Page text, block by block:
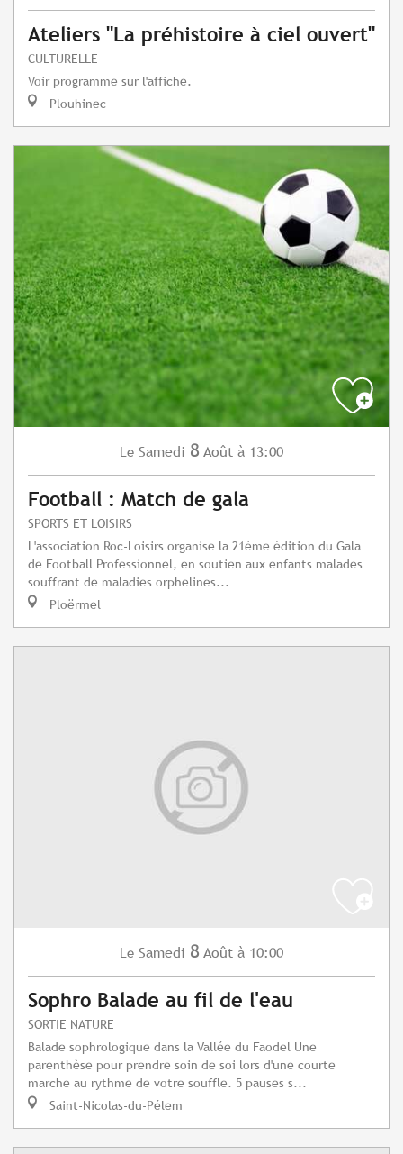
Ateliers "La préhistoire à ciel ouvert"
CULTURELLE
Voir programme sur l'affiche.
Plouhinec
Le Samedi 8 Août à 13:00
Football : Match de gala
SPORTS ET LOISIRS
L'association Roc-Loisirs organise la 21ème édition du Gala
de Football Professionnel, en soutien aux enfants malades
souffrant de maladies orphelines...
Ploërmel
Le Samedi 8 Août à 10:00
Sophro Balade au fil de l'eau
SORTIE NATURE
Balade sophrologique dans la Vallée du Faodel Une
parenthèse pour prendre soin de soi lors d'une courte
marche au rythme de votre souffle. 5 pauses s...
Saint-Nicolas-du-Pélem